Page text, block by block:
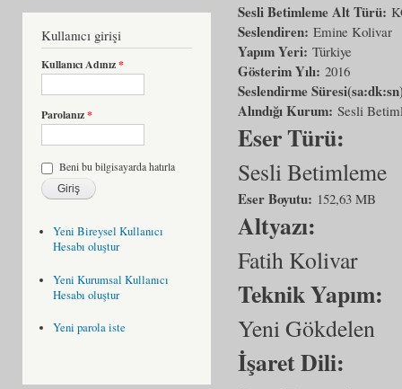
Kullanıcı girişi
Kullanıcı Adınız*
Parolanız*
Beni bu bilgisayarda hatırla
Yeni Bireysel Kullanıcı
Hesabı oluştur
Yeni Kurumsal Kullanıcı
Hesabı oluştur
Yeni parola iste
Sesli Betimleme Alt Türü:
Seslendiren: Emine Kolivar
Yapım Yeri: Türkiye
Gösterim Yılı: 2016
Seslendirme
Alındığı Kurum: Sesli
Eser Türü:
Sesli Betimleme
Eser Boyutu: 152,63 MB
Altyazı:
Fatih Kolivar
Teknik Yapım:
Yeni Gökdelen
İşaret Dili: